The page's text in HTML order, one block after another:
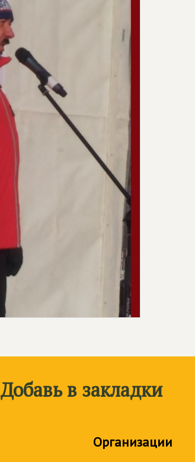
Добавь в закладки
Организации